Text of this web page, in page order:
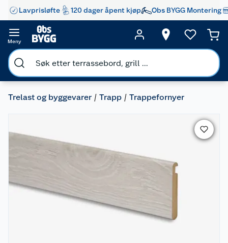
Lavprisløfte 120 dager åpent kjøp Obs BYGG Montering
Meny
Trelast og byggevarer Trapp Trappefornyer